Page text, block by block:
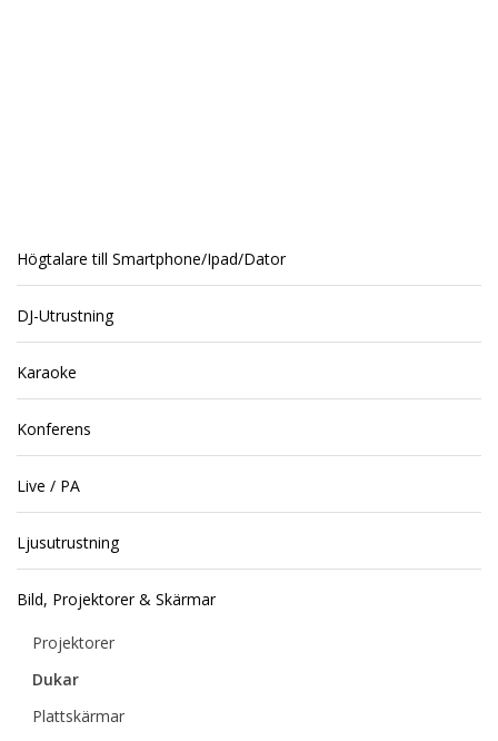
Högtalare till Smartphone/Ipad/Dator
DJ-Utrustning
Karaoke
Konferens
Live / PA
Ljusutrustning
Bild, Projektorer & Skärmar
Projektorer
Dukar
Plattskärmar